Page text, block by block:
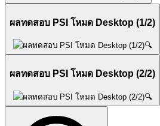
ผลทดสอบ PSI โหมด Desktop (1/2)
🔍
ผลทดสอบ PSI โหมด Desktop (2/2)
🔍